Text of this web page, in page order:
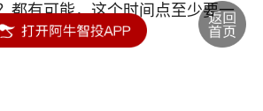
都有可能，这个时间点至少要一